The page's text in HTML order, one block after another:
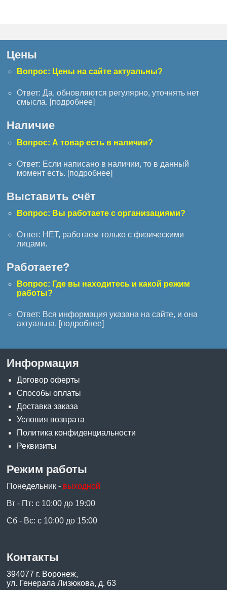
Цены
Вопрос: Цены на сайте актуальны?
Ответ: Да, обновляются регулярно, уточнять нет
смысла. [подробнее]
Наличие
Вопрос: А товар есть в наличии?
Ответ: Если написано в наличии, то в данный
момент есть. [подробнее]
Выставить счёт
Вопрос: Вы работаете с организациями?
Ответ: НЕТ, работаем только с физическими
лицами.
Работаете?
Вопрос: Где вы находитесь и какой режим
работы?
Ответ: Вся информация указана на сайте, и она
актуальна. [подробнее]
Информация
Договор оферты
Способы оплаты
Доставка заказа
Условия возврата
Политика конфиденциальности
Реквизиты
Режим работы
Понедельник - выходной
Вт - Пт: с 10:00 до 19:00
Сб - Вс: с 10:00 до 15:00
Контакты
394077 г. Воронеж,
ул. Генерала Лизюкова, д. 63